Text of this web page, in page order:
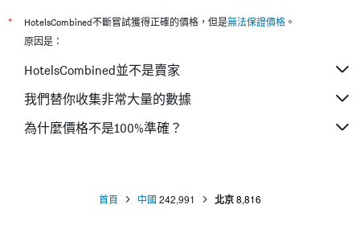
北京宜必思尚品北京首都機場酒店
北京中安宾馆（北京站建国门店）
北京龍脈溫泉度假村（昌平 - 小湯山）
行舍·礼院(北京王府井四合院店)
北京東直門智選假日酒店
* HotelsCombined不斷嘗試獲得正確的價格，但是無法保證價格 。
原因是：
HotelsCombined並不是賣家
我們替你收集非常大量的數據
為什麼價格不是100%準確？
首頁 中國 242,991 北京8,816